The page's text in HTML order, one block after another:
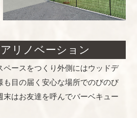
リノベーション
ペースをつくり外側にはウッドデ
も目の届く安心な場所でのびのび
末はお友達を呼んでバーベキュー